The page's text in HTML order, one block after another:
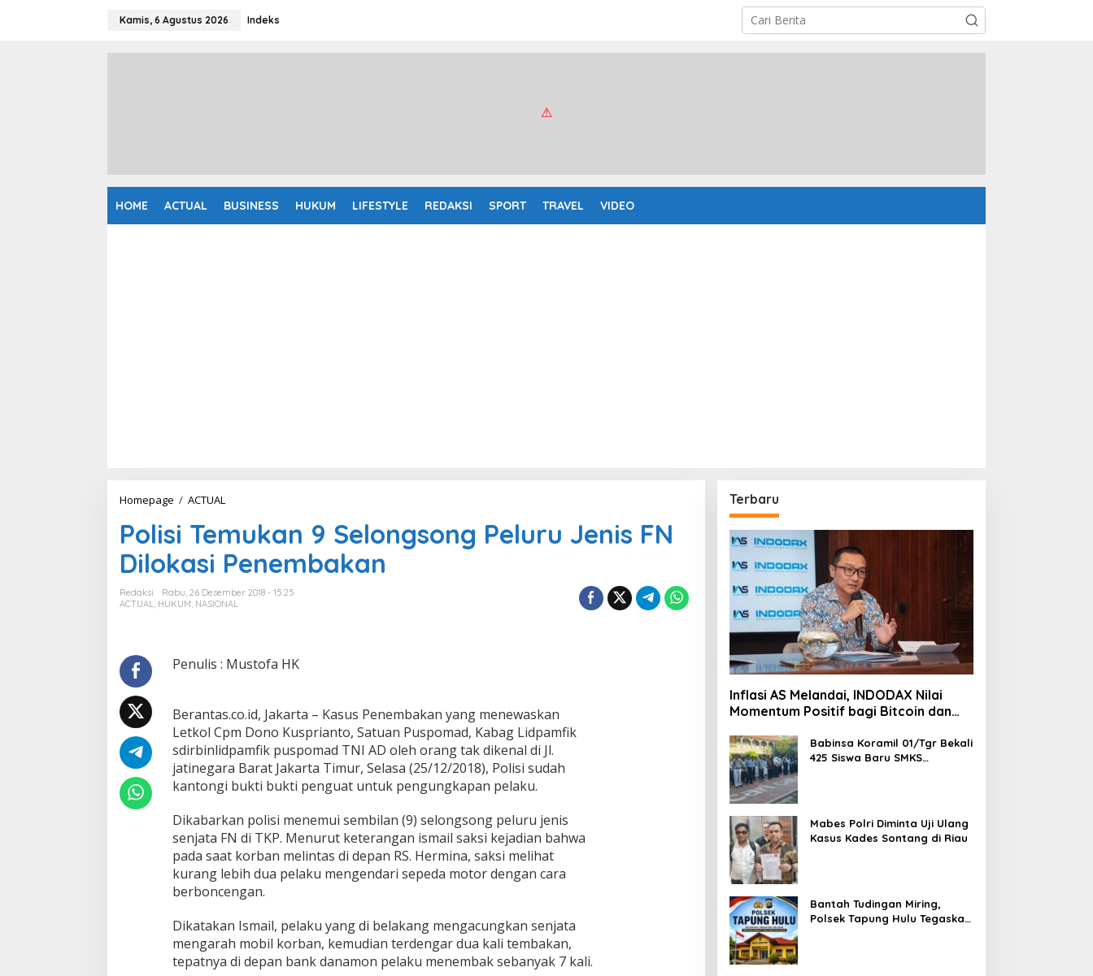
Kamis, 6 Agustus 2026 Indeks
HOME ACTUAL BUSINESS HUKUM LIFESTYLE REDAKSI SPORT TRAVEL VIDEO
Homepage / ACTUAL
l
s
i
T
e
a
e
l
o
n
g
s
n
g
P
e
l
u
u
J
e
n
Polisi Temukan 9 Selongsong Peluru Jenis FN
Dilokasi Penembakan
Redaksi
Rabu, 26 Desember 2018 - 15:25
ACTUAL, HUKUM, NASIONAL
Penulis : Mustofa HK
Berantas.co.id, Jakarta – Kasus Penembakan yang menewaskan
Letkol Cpm Dono Kusprianto, Satuan Puspomad, Kabag Lidpamfik
sdirbinlidpamfik puspomad TNI AD oleh orang tak dikenal di Jl.
jatinegara Barat Jakarta Timur, Selasa (25/12/2018), Polisi sudah
kantongi bukti bukti penguat untuk pengungkapan pelaku.
Dikabarkan polisi menemui sembilan (9) selongsong peluru jenis
senjata FN di TKP. Menurut keterangan ismail saksi kejadian bahwa
pada saat korban melintas di depan RS. Hermina, saksi melihat
kurang lebih dua pelaku mengendari sepeda motor dengan cara
berboncengan.
Dikatakan Ismail, pelaku yang di belakang mengacungkan senjata
mengarah mobil korban, kemudian terdengar dua kali tembakan,
tepatnya di depan bank danamon pelaku menembak sebanyak 7 kali.
Terbaru
Inflasi AS Melandai, INDODAX Nilai
Momentum Positif bagi Bitcoin dan
Babinsa Koramil 01/Tgr Bekali
425 Siswa Baru SMKS
Mabes Polri Diminta Uji Ulang
Kasus Kades Sontang di Riau
Bantah Tudingan Miring,
Polsek Tapung Hulu Tegaskan